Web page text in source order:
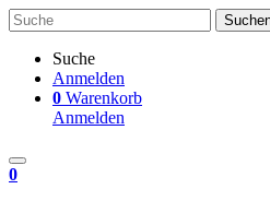
Suche
Anmelden
0 Warenkorb
Anmelden
0